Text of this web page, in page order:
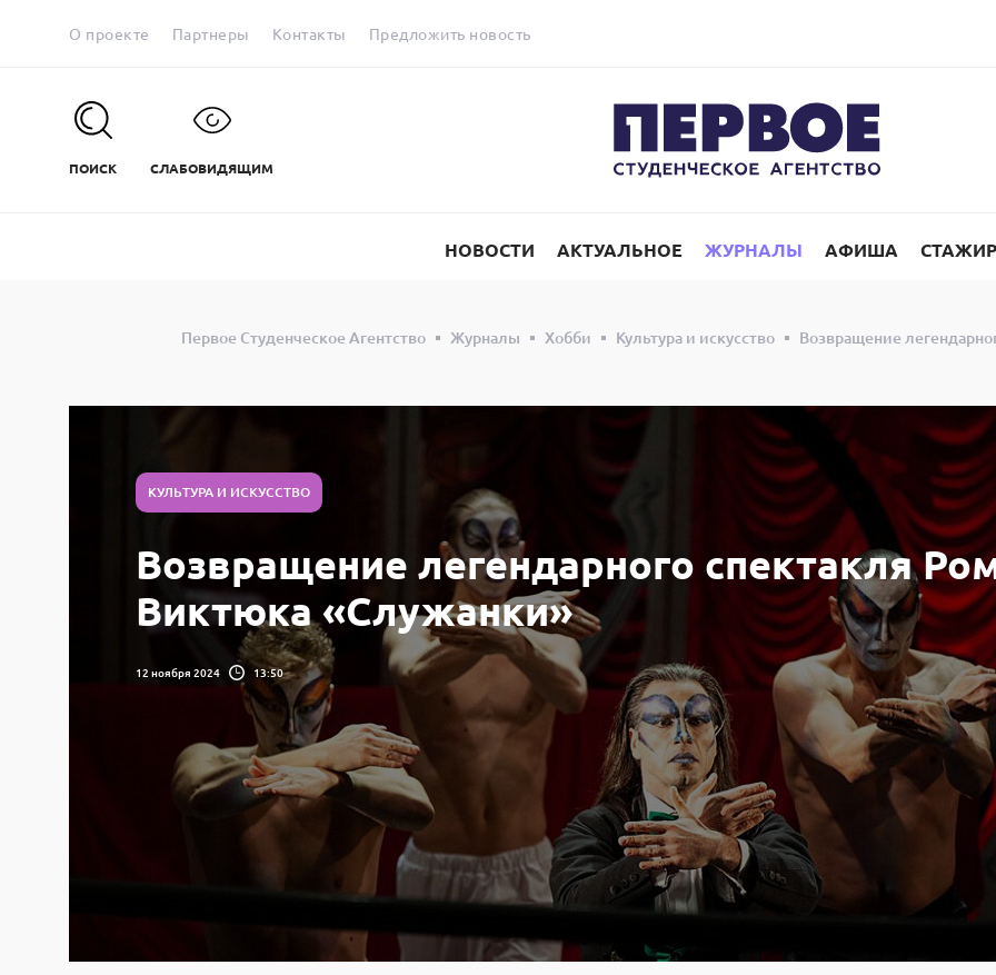
О проекте Партнеры Контакты Предложить новость
ПОИСК СЛАБОВИДЯЩИМ
НОВОСТИ АКТУАЛЬНОЕ ЖУРНАЛЫ АФИША
Первое Студенческое Агентство Журналы Хобби Культура и искусство Возвращение
КУЛЬТУРА И ИСКУССТВО
Возвращение легендарного спектакля
Виктюка «Служанки»
12 ноября 2024 13:50